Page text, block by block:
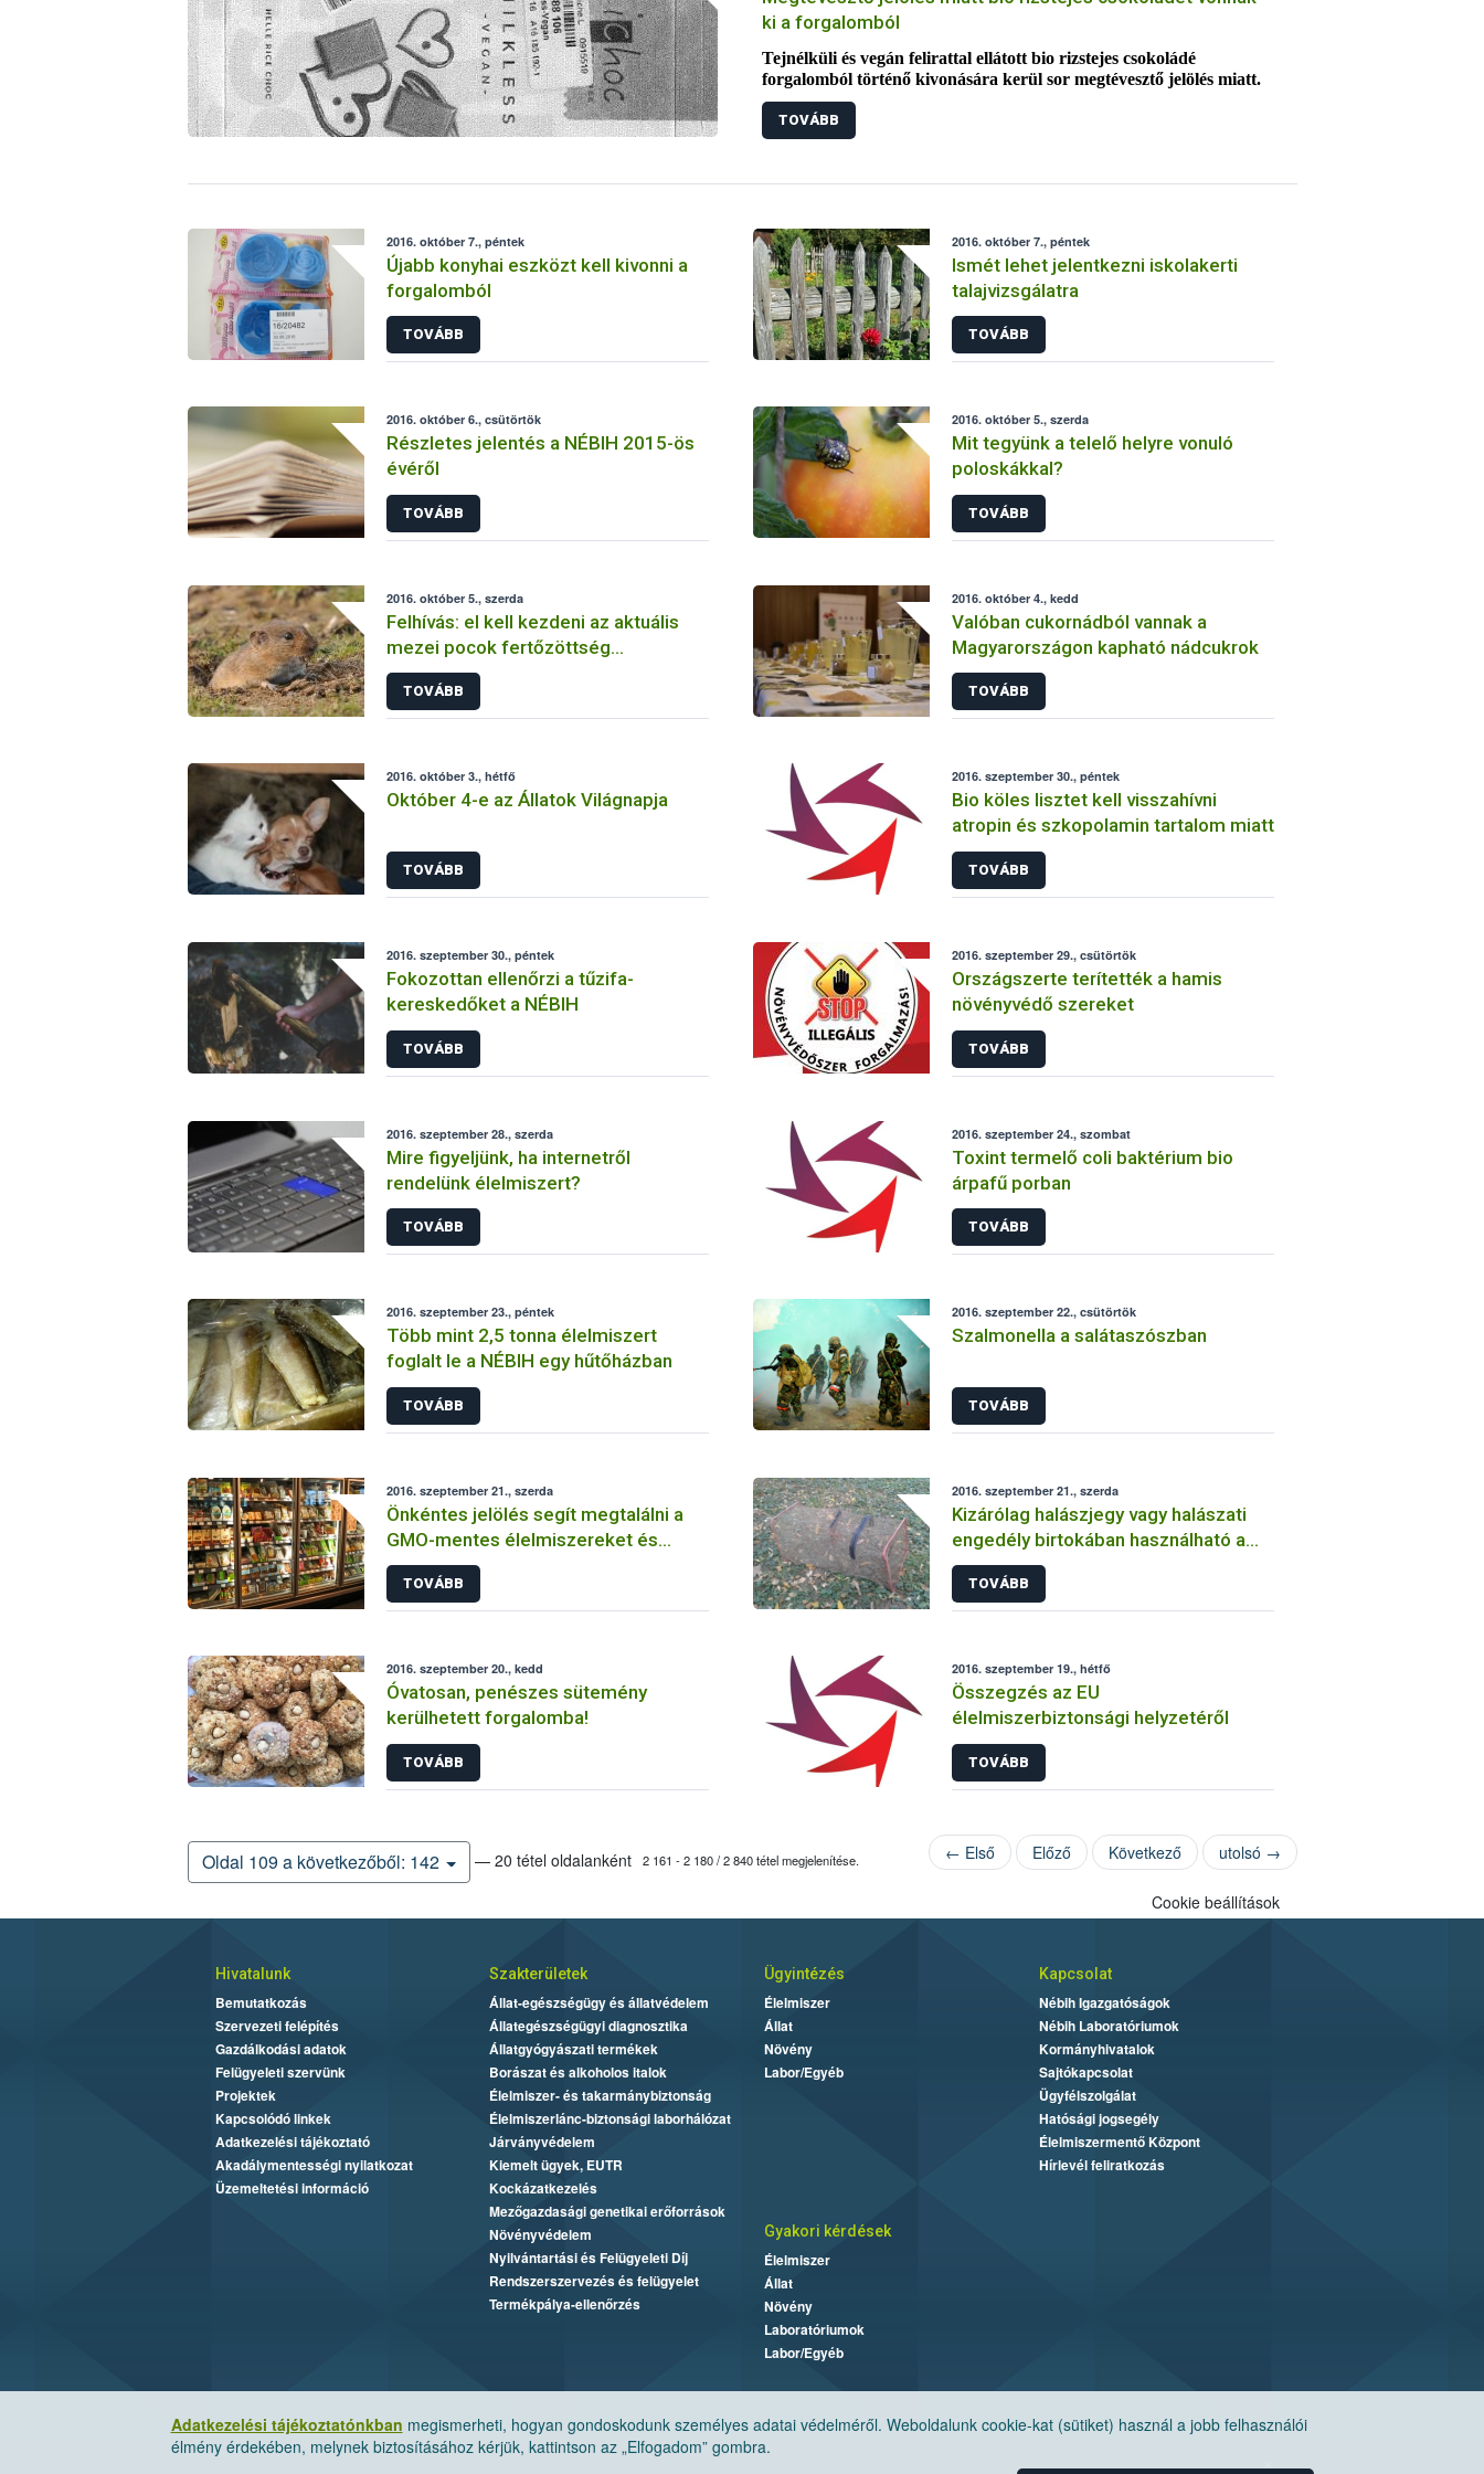
ki a forgalomból
Tejnélküli és vegán felirattal ellátott bio rizstejes csokoládé
forgalomból történő kivonására kerül sor megtévesztő jelölés miatt.
A gyártó a hátoldali címkén ugyan feltüntette, hogy a termék
nyomokban tejet tartalmazhat, a főoldali felirat alapján azonban a
vásárlók könnyen tejmentesnek tarthatják azt. A csokoládé
TOVÁBB
2016. október 7., péntek
Újabb konyhai eszközt kell kivonni a
forgalomból
TOVÁBB
2016. október 7., péntek
Ismét lehet jelentkezni iskolakerti
talajvizsgálatra
TOVÁBB
2016. október 6., csütörtök
Részletes jelentés a NÉBIH 2015-ös
évéről
TOVÁBB
2016. október 5., szerda
Mit tegyünk a telelő helyre vonuló
poloskákkal?
TOVÁBB
2016. október 5., szerda
Felhívás: el kell kezdeni az aktuális
mezei pocok fertőzöttség
felmérését
TOVÁBB
2016. október 4., kedd
Valóban cukornádból vannak a
Magyarországon kapható nádcukrok
TOVÁBB
2016. október 3., hétfő
Október 4-e az Állatok Világnapja
TOVÁBB
2016. szeptember 30., péntek
Bio köles lisztet kell visszahívni
atropin és szkopolamin tartalom miatt
TOVÁBB
2016. szeptember 30., péntek
Fokozottan ellenőrzi a tűzifa-
kereskedőket a NÉBIH
TOVÁBB
2016. szeptember 29., csütörtök
Országszerte terítették a hamis
növényvédő szereket
TOVÁBB
2016. szeptember 28., szerda
Mire figyeljünk, ha internetről
rendelünk élelmiszert?
TOVÁBB
2016. szeptember 24., szombat
Toxint termelő coli baktérium bio
árpafű porban
TOVÁBB
2016. szeptember 23., péntek
Több mint 2,5 tonna élelmiszert
foglalt le a NÉBIH egy hűtőházban
TOVÁBB
2016. szeptember 22., csütörtök
Szalmonella a salátaszószban
TOVÁBB
2016. szeptember 21., szerda
Önkéntes jelölés segít megtalálni a
GMO-mentes élelmiszereket és
takarmányokat
TOVÁBB
2016. szeptember 21., szerda
Kizárólag halászjegy vagy halászati
engedély birtokában használható a
csalihalfogó varsa
TOVÁBB
2016. szeptember 20., kedd
Óvatosan, penészes sütemény
kerülhetett forgalomba!
TOVÁBB
2016. szeptember 19., hétfő
Összegzés az EU
élelmiszerbiztonsági helyzetéről
TOVÁBB
Oldal 109 a következőből: 142 — 20 tétel oldalanként 2 161 - 2 180 / 2 840 tétel megjelenítése. ← Első Előző Következő utolsó →
Adatkezelési tájékoztatónkban megismerheti, hogyan gondoskodunk személyes adatai védelméről. Weboldalunk cookie-kat (sütiket) használ a jobb felhasználói
élmény érdekében, melynek biztosításához kérjük, kattintson az „Elfogadom” gombra.
Cookie beállítások
Hivatalunk
Bemutatkozás
Szervezeti felépítés
Gazdálkodási adatok
Felügyeleti szervünk
Projektek
Kapcsolódó linkek
Adatkezelési tájékoztató
Akadálymentességi nyilatkozat
Üzemeltetési információ
Szakterületek
Állat-egészségügy és állatvédelem
Állategészségügyi diagnosztika
Állatgyógyászati termékek
Borászat és alkoholos italok
Élelmiszer- és takarmánybiztonság
Élelmiszerlánc-biztonsági laborhálózat
Járványvédelem
Kiemelt ügyek, EUTR
Kockázatkezelés
Mezőgazdasági genetikai erőforrások
Növényvédelem
Nyilvántartási és Felügyeleti Díj
Rendszerszervezés és felügyelet
Termékpálya-ellenőrzés
Ügyintézés
Élelmiszer
Állat
Növény
Labor/Egyéb
Kapcsolat
Nébih Igazgatóságok
Nébih Laboratóriumok
Kormányhivatalok
Sajtókapcsolat
Ügyfélszolgálat
Hatósági jogsegély
Élelmiszermentő Központ
Hírlevél feliratkozás
Gyakori kérdések
Élelmiszer
Állat
Növény
Laboratóriumok
Labor/Egyéb